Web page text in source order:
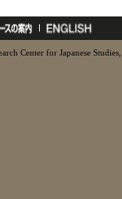
Center for Japanese